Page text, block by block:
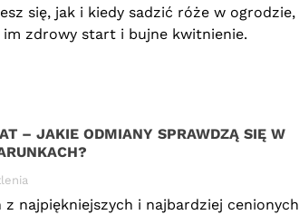
się, jak i kiedy sadzić róże w ogrodzie,
im zdrowy start i bujne kwitnienie.
– JAKIE ODMIANY SPRAWDZĄ SIĘ W
z najpiękniejszych i najbardziej cenionych